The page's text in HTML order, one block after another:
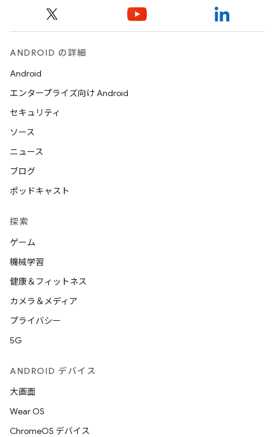
ANDROID の詳細
Android
エンタープライズ向け Android
セキュリティ
ソース
ニュース
ブログ
ポッドキャスト
探索
ゲーム
機械学習
健康＆フィットネス
カメラ＆メディア
プライバシー
5G
ANDROID デバイス
大画面
Wear OS
ChromeOS デバイス